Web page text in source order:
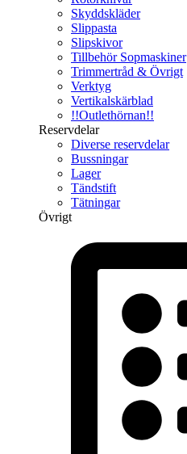
Skyddskläder
Slippasta
Slipskivor
Tillbehör Sopmaskiner
Trimmertråd & Övrigt
Verktyg
Vertikalskärblad
!!Outlethörnan!!
Reservdelar
Diverse reservdelar
Bussningar
Lager
Tändstift
Tätningar
Övrigt